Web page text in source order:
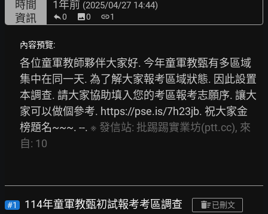
時間 1年前 (2025/04/27 14:44)
資訊 0 image0 link1
內容預覽:
各位童軍教師夥伴大家好. 今年童軍教甄有多區域
集中在同一天. 為了解大家報考區域狀態. 因此設置
本調查. 請大家協助填入您的考區報考志願序. 讓大
家可以做個參考. https://pse.is/7h23jb. 祝大家金
榜題名~~~. --. ※ 發信站: 批踢踢實業坊(ptt.cc), 來
自: 10
#1 114年童軍教甄初試報考考區調查 已刪文